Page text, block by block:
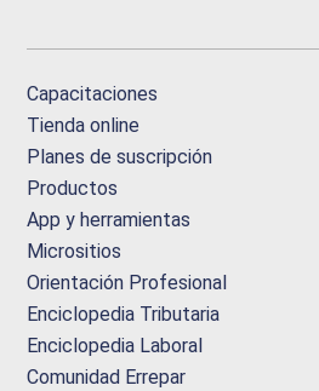
Capacitaciones
Tienda online
Planes de suscripción
Productos
App y herramientas
Micrositios
Orientación Profesional
Enciclopedia Tributaria
Enciclopedia Laboral
Comunidad Errepar